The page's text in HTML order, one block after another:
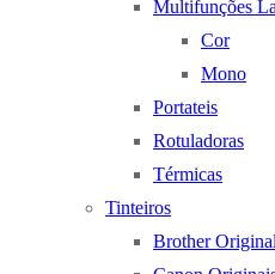
Multifunções
Cor
Mono
Portateis
Rotuladoras
Térmicas
Tinteiros
Brother Original